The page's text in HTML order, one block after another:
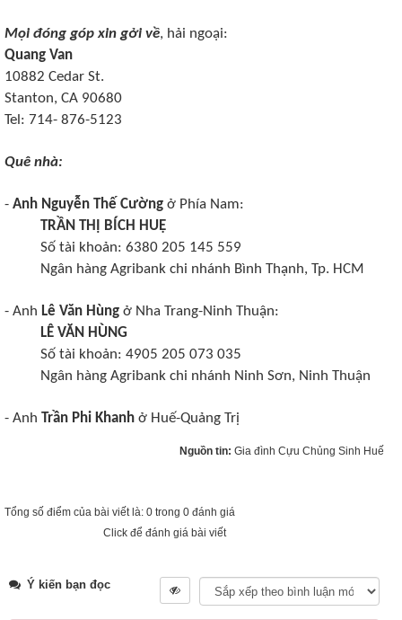
Mọi đóng góp xin gởi về, hải ngoại:
Quang Van
10882 Cedar St.
Stanton, CA 90680
Tel: 714- 876-5123
Quê nhà:
- Anh Nguyễn Thế Cường ở Phía Nam:
TRẦN THỊ BÍCH HUỆ
Số tài khoản: 6380 205 145 559
Ngân hàng Agribank chi nhánh Bình Thạnh, Tp. HCM
- Anh Lê Văn Hùng ở Nha Trang-Ninh Thuận:
LÊ VĂN HÙNG
Số tài khoản: 4905 205 073 035
Ngân hàng Agribank chi nhánh Ninh Sơn, Ninh Thuận
- Anh Trần Phi Khanh ở Huế-Quảng Trị
Nguồn tin: Gia đình Cựu Chủng Sinh Huế
Tổng số điểm của bài viết là: 0 trong 0 đánh giá
Click để đánh giá bài viết
Ý kiến bạn đọc